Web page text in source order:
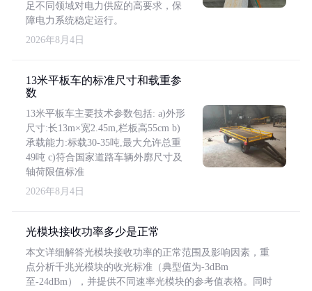
足不同领域对电力供应的高要求，保
障电力系统稳定运行。
2026年8月4日
13米平板车的标准尺寸和载重参
数
13米平板车主要技术参数包括: a)外形
尺寸:长13m×宽2.45m,栏板高55cm b)
承载能力:标载30-35吨,最大允许总重
49吨 c)符合国家道路车辆外廓尺寸及
轴荷限值标准
2026年8月4日
光模块接收功率多少是正常
本文详细解答光模块接收功率的正常范围及影响因素，重
点分析千兆光模块的收光标准（典型值为-3dBm
至-24dBm），并提供不同速率光模块的参考值表格。同时